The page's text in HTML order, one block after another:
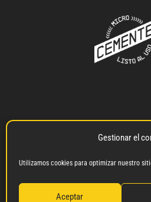
Gestionar el
Utilizamos cookies para optimizar nuestro
Aceptar